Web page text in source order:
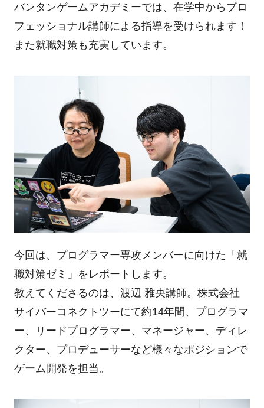
バンタンゲームアカデミーでは、在学中からプロ
フェッショナル講師による指導を受けられます！
また就職対策も充実しています。
今回は、プログラマー専攻メンバーに向けた「就
職対策ゼミ」をレポートします。
教えてくださるのは、渡辺 雅央講師。株式会社
サイバーコネクトツーにて約14年間、プログラマ
ー、リードプログラマー、マネージャー、ディレ
クター、プロデューサーなど様々なポジションで
ゲーム開発を担当。